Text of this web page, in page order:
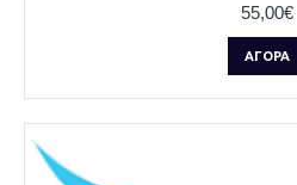
55,00€
ΑΓΟΡΆ